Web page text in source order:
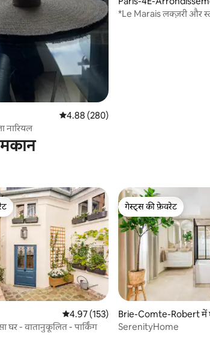
औसत रेटिंग 5 में से 4.88, 280 समीक्षाएँ
4.88 (280)
नारियल
में कॉन्डो
*Le Marais लक्ज़री और
मकान
औसत रेटिंग 5 में से 4.97, 153 समीक्षाएँ
4.97 (153)
घर - वातानुकूलित - पार्किंग
गेस्ट्स की फ़ेवरेट
गेस्ट्स की फ़ेवरेट
Brie-Comte-Robert में
SerenityHome